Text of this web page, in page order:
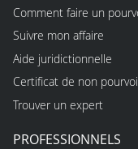
Comment faire un
Suivre mon affaire
Aide juridictionnelle
Certificat de non pourvoi
Trouver un expert
PROFESSIONNELS